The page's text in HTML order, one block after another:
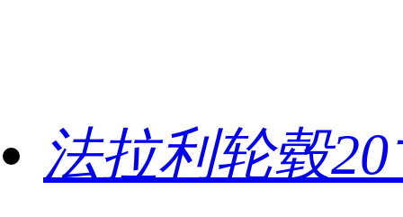
法拉利轮毂